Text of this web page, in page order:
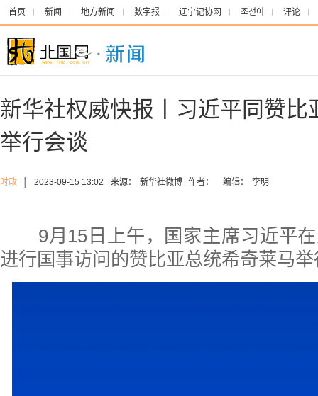
首页 新闻 地方新闻 数字报 辽宁记协网 조선어 评论
新华社权威快报丨习近平同赞比
举行会谈
时政 2023-09-15 13:02 来源： 新华社微博 作者： 编辑： 李明
9月15日上午，国家主席习近平在
进行国事访问的赞比亚总统希奇莱马